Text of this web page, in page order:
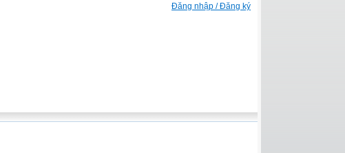
Đăng nhập / Đăng ký